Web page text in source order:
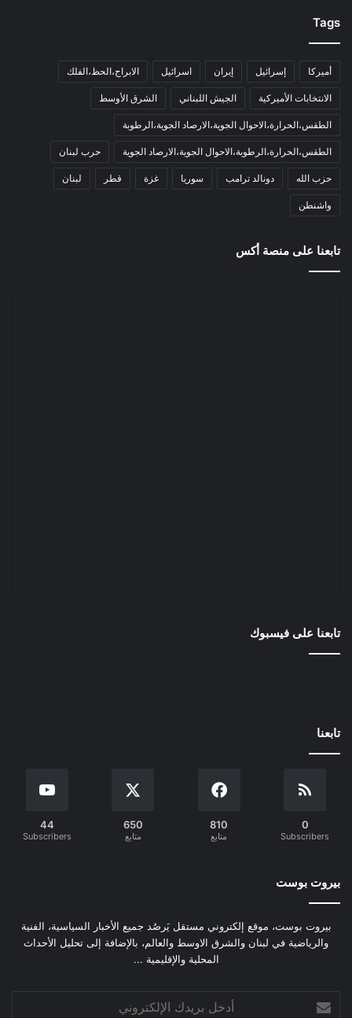
Tags
أميركا إسرائيل إيران اسرائيل الابراج،الحظ،الفلك
الانتخابات الأميركية الجيش اللبناني الشرق الأوسط
الطقس،الحرارة،الاحوال الجوية،الارصاد الجوية،الرطوبة
الطقس،الحرارة،الرطوبة،الاحوال الجوية،الارصاد الجوية حرب لبنان
حزب الله دونالد ترامب سوريا غزة قطر لبنان
واشنطن
تابعنا على منصة أكس
تابعنا على فيسبوك
تابعنا
0
Subscribers
810
متابع
650
متابع
44
Subscribers
بيروت بوست
بيروت بوست، موقع إلكتروني مستقل يَرصُد جميع الأخبار السياسية، الفنية
والرياضية في لبنان والشرق الاوسط والعالم، بالإضافة إلى تحليل الأحداث
المحلية والإقليمية ...